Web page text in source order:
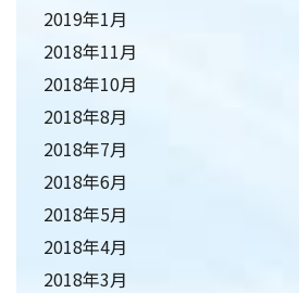
2019年1月
2018年11月
2018年10月
2018年8月
2018年7月
2018年6月
2018年5月
2018年4月
2018年3月